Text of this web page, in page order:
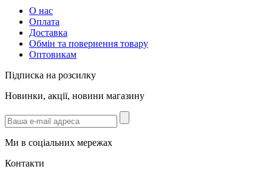
О нас
Оплата
Доставка
Обмін та повернення товару
Оптовикам
Підписка на розсилку
Новинки, акції, новини магазину
Ми в соціальних мережах
Контакти